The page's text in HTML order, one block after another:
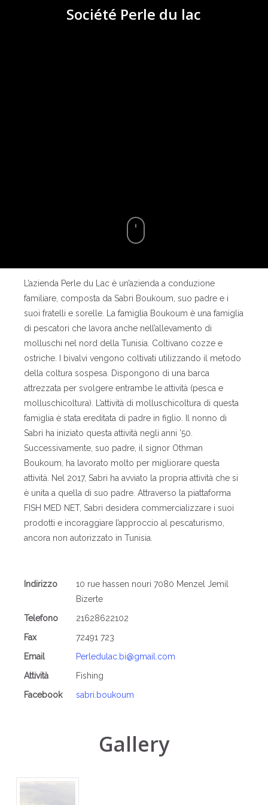
Société Perle du lac
L’azienda Perle du Lac è un’azienda a conduzione
familiare, composta da Sabri Boukoum, suo padre e i
suoi fratelli e sorelle. La famiglia Boukoum è una famiglia
di pescatori che lavora anche nell’allevamento di
molluschi nel nord della Tunisia. Coltivano cozze e
ostriche. I bivalvi vengono coltivati ​​utilizzando il metodo
della coltura sospesa. Dispongono di una barca
attrezzata per svolgere entrambe le attività (pesca e
molluschicoltura). L’attività di molluschicoltura di questa
famiglia è stata ereditata di padre in figlio. Il nonno di
Sabri ha iniziato questa attività negli anni ’50.
Successivamente, suo padre, il signor Othman
Boukoum, ha lavorato molto per migliorare questa
attività. Nel 2017, Sabri ha avviato la propria attività che si
è unita a quella di suo padre. Attraverso la piattaforma
FISH MED NET, Sabri desidera commercializzare i suoi
prodotti e incoraggiare l’approccio al pescaturismo,
ancora non autorizzato in Tunisia.
Indirizzo
10 rue hassen nouri 7080 Menzel Jemil
Bizerte
Telefono
21628622102
Fax
72491 723
Email
Perledulac.bi@gmail.com
Attività
Fishing
Facebook
sabri.boukoum
Gallery